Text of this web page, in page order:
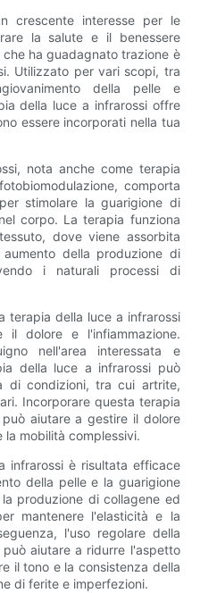
crescente interesse per le
la salute e il benessere
ha guadagnato trazione è
Utilizzato per vari scopi, tra
della pelle e
della luce a infrarossi offre
essere incorporati nella tua
nota anche come terapia
comporta
stimolare la guarigione di
corpo. La terapia funziona
dove viene assorbita
della produzione di
i naturali processi di
terapia della luce a infrarossi
dolore e l'infiammazione.
nell'area interessata e
della luce a infrarossi può
di condizioni, tra cui artrite,
Incorporare questa terapia
aiutare a gestire il dolore
mobilità complessivi.
infrarossi è risultata efficace
della pelle e la guarigione
produzione di collagene ed
mantenere l'elasticità e la
l'uso regolare della
aiutare a ridurre l'aspetto
il tono e la consistenza della
di ferite e imperfezioni.